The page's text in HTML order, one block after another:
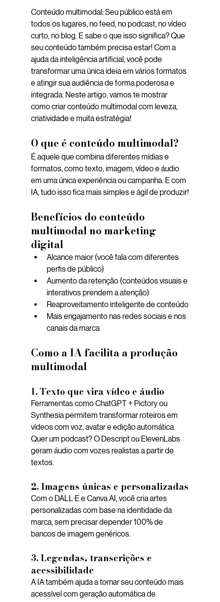
Conteúdo multimodal: Seu público está em
todos os lugares, no feed, no podcast, no vídeo
curto, no blog. E sabe o que isso significa? Que
seu conteúdo também precisa estar! Com a
ajuda da inteligência artificial, você pode
transformar uma única ideia em vários formatos
e atingir sua audiência de forma poderosa e
integrada. Neste artigo, vamos te mostrar
como criar conteúdo multimodal com leveza,
criatividade e muita estratégia!
O que é conteúdo multimodal?
É aquele que combina diferentes mídias e
formatos, como texto, imagem, vídeo e áudio
em uma única experiência ou campanha. E com
IA, tudo isso fica mais simples e ágil de produzir!
Benefícios do conteúdo
multimodal no marketing
digital
Alcance maior (você fala com diferentes
perfis de público)
Aumento da retenção (conteúdos visuais e
interativos prendem a atenção)
Reaproveitamento inteligente de conteúdo
Mais engajamento nas redes sociais e nos
canais da marca
Como a IA facilita a produção
multimodal
1. Texto que vira vídeo e áudio
Ferramentas como ChatGPT + Pictory ou
Synthesia permitem transformar roteiros em
vídeos com voz, avatar e edição automática.
Quer um podcast? O Descript ou ElevenLabs
geram áudio com vozes realistas a partir de
textos.
2. Imagens únicas e personalizadas
Com o DALL·E e Canva AI, você cria artes
personalizadas com base na identidade da
marca, sem precisar depender 100% de
bancos de imagem genéricos.
3. Legendas, transcrições e
acessibilidade
A IA também ajuda a tornar seu conteúdo mais
acessível com geração automática de